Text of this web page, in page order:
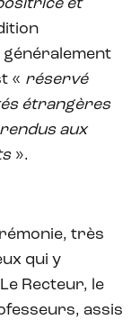
et
« réservé
étrangères
aux
».
très
qui y
Recteur, le
assis